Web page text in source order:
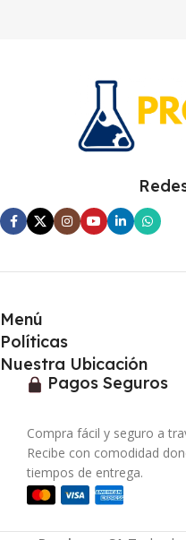
Menú
Políticas
Nuestra Ubicación
Pagos Seguros
Compra fácil y seguro a
Recibe con comodidad
tiempos de entrega.